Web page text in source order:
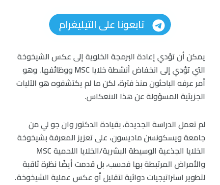
تابعونا على التيليغرام
يمكن أن تؤدي إعادة البرمجة الخلوية إلى عكس الشيخوخة
التي تؤدي إلى انخفاض أنشطة خلايا MSC ووظائفها. وهو
أمر عرفه الباحثون منذ فترة، لكن ما لم يكتشفوه هو الآليات
الجزيئية المسؤولة عن هذا الانعكاس.
لم تعمل الدراسة الجديدة، بقيادة الدكتور وان جو لي من
جامعة ويسكونسن ماديسون، على تعزيز المعرفة بشيخوخة
الخلايا الجذعية الوسيطة البشرية/الخلايا اللحمية MSC
والأمراض المرتبطة بها فحسب، بل قدمت أيضًا نظرة ثاقبة
لتطوير استراتيجيات دوائية لتقليل أو عكس عملية الشيخوخة.